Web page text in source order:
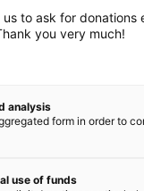
Durch
sich
Weg
zu
und nun
to ask for donations
you very much!
analysis
form in order to
use of funds